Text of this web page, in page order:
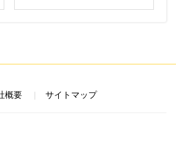
概要 サイトマップ